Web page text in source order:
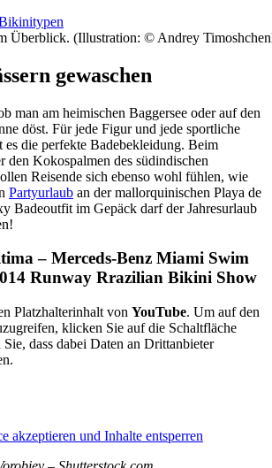
Überblick. (Illustration: © Andrey
gewaschen
man am heimischen Baggersee oder auf den
döst. Für jede Figur und jede sportliche
es die perfekte Badebekleidung. Beim
den Kokospalmen des südindischen
Reisende sich ebenso wohl fühlen, wie
Partyurlaub an der mallorquinischen Playa de
Badeoutfit im Gepäck darf der Jahresurlaub
– Merceds-Benz Miami Swim
Runway Rrazilian Bikini Show
Platzhalterinhalt von YouTube. Um auf den
klicken Sie auf die Schaltfläche
dass dabei Daten an Drittanbieter
akzeptieren und Inhalte entsperren